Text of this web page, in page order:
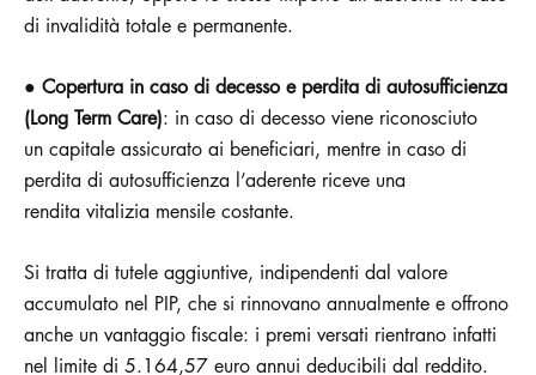
di invalidità totale e permanente.
● Copertura in caso di decesso e perdita di autosufficienza
(Long Term Care): in caso di decesso viene riconosciuto
un capitale assicurato ai beneficiari, mentre in caso di
perdita di autosufficienza l’aderente riceve una
rendita vitalizia mensile costante.
Si tratta di tutele aggiuntive, indipendenti dal valore
accumulato nel PIP, che si rinnovano annualmente e offrono
anche un vantaggio fiscale: i premi versati rientrano infatti
nel limite di 5.164,57 euro annui deducibili dal reddito.